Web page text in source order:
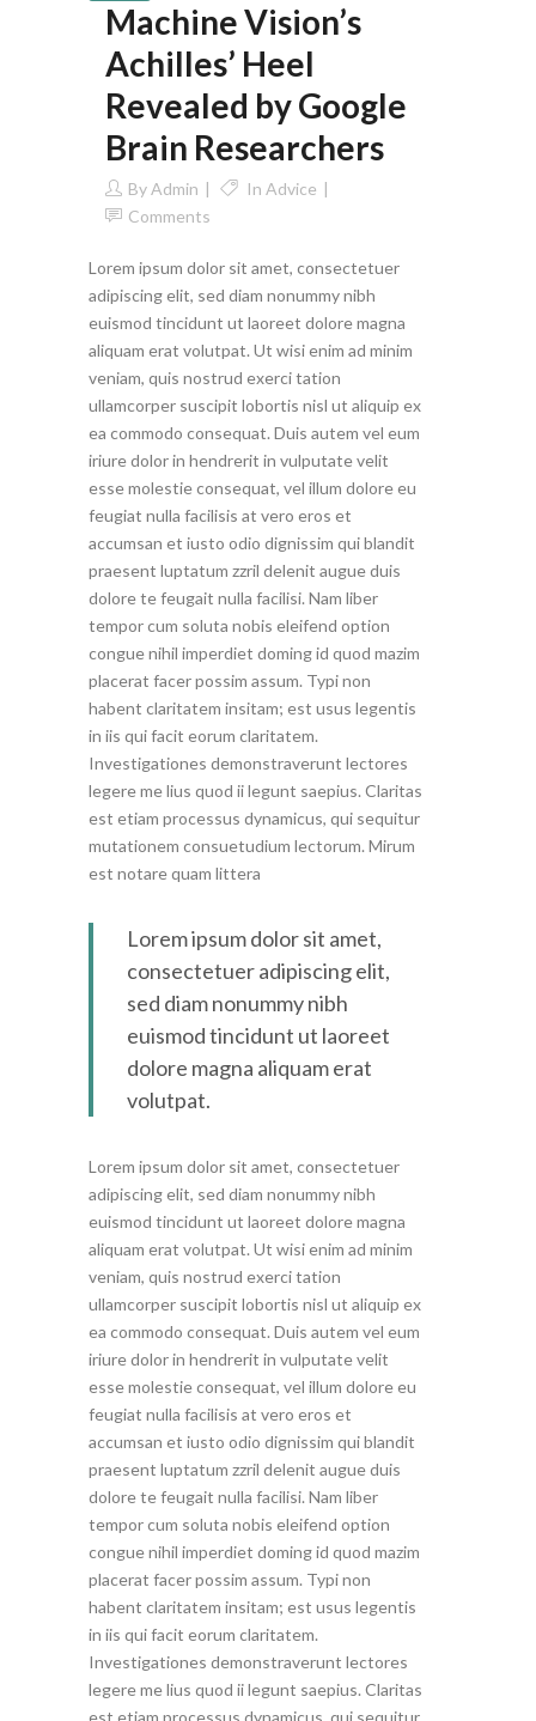
Machine Vision’s
Achilles’ Heel
Revealed by Google
Brain Researchers
ByAdmin In Advice
Comments
Lorem ipsum dolor sit amet, consectetuer
adipiscing elit, sed diam nonummy nibh
euismod tincidunt ut laoreet dolore magna
aliquam erat volutpat. Ut wisi enim ad minim
veniam, quis nostrud exerci tation
ullamcorper suscipit lobortis nisl ut aliquip ex
ea commodo consequat. Duis autem vel eum
iriure dolor in hendrerit in vulputate velit
esse molestie consequat, vel illum dolore eu
feugiat nulla facilisis at vero eros et
accumsan et iusto odio dignissim qui blandit
praesent luptatum zzril delenit augue duis
dolore te feugait nulla facilisi. Nam liber
tempor cum soluta nobis eleifend option
congue nihil imperdiet doming id quod mazim
placerat facer possim assum. Typi non
habent claritatem insitam; est usus legentis
in iis qui facit eorum claritatem.
Investigationes demonstraverunt lectores
legere me lius quod ii legunt saepius. Claritas
est etiam processus dynamicus, qui sequitur
mutationem consuetudium lectorum. Mirum
est notare quam littera
Lorem ipsum dolor sit amet,
consectetuer adipiscing elit,
sed diam nonummy nibh
euismod tincidunt ut laoreet
dolore magna aliquam erat
volutpat.
Lorem ipsum dolor sit amet, consectetuer
adipiscing elit, sed diam nonummy nibh
euismod tincidunt ut laoreet dolore magna
aliquam erat volutpat. Ut wisi enim ad minim
veniam, quis nostrud exerci tation
ullamcorper suscipit lobortis nisl ut aliquip ex
ea commodo consequat. Duis autem vel eum
iriure dolor in hendrerit in vulputate velit
esse molestie consequat, vel illum dolore eu
feugiat nulla facilisis at vero eros et
accumsan et iusto odio dignissim qui blandit
praesent luptatum zzril delenit augue duis
dolore te feugait nulla facilisi. Nam liber
tempor cum soluta nobis eleifend option
congue nihil imperdiet doming id quod mazim
placerat facer possim assum. Typi non
habent claritatem insitam; est usus legentis
in iis qui facit eorum claritatem.
Investigationes demonstraverunt lectores
legere me lius quod ii legunt saepius. Claritas
est etiam processus dynamicus, qui sequitur